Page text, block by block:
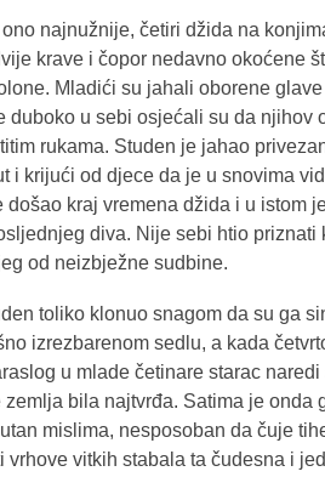
najnužnije, četiri džida na
krave i čopor nedavno okoćene
Mladići su jahali oborene
duboko u sebi osjećali su da njihov
rukama. Studen je jahao
i krijući od djece da je u snovima
kraj vremena džida i u istom
diva. Nije sebi htio priznati
od neizbježne sudbine.
toliko klonuo snagom da su ga
izrezbarenom sedlu, a kada
u mlade četinare starac
bila najtvrđa. Satima je onda
mislima, nesposoban da čuje
vrhove vitkih stabala ta čudesna i